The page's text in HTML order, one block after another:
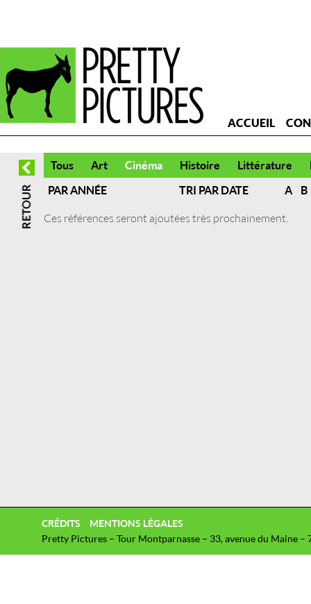
ACCUEIL
Tous Art Cinéma Histoire Littérature
PAR ANNÉE
TRI PAR DATE A
B
Ces références seront ajoutées très prochainement.
CRÉDITS
MENTIONS LÉGALES
Pretty Pictures – Tour Montparnasse – 33, avenue du Maine –